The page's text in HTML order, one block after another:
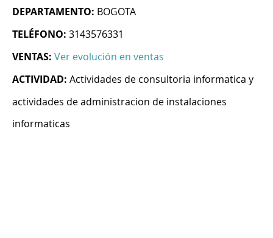
DEPARTAMENTO: BOGOTA
TELÉFONO: 3143576331
VENTAS: Ver evolución en ventas
ACTIVIDAD: Actividades de consultoria informatica y
actividades de administracion de instalaciones
informaticas